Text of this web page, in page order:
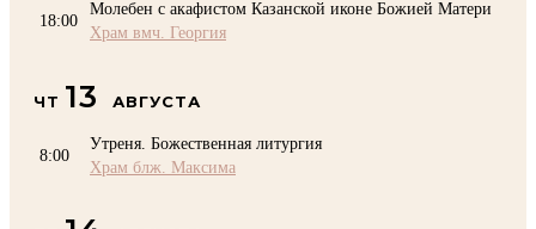
18:00
Молебен с акафистом Казанской иконе Божией Матери
Храм вмч. Георгия
ЧТ 13 АВГУСТА
8:00
Утреня. Божественная литургия
Храм блж. Максима